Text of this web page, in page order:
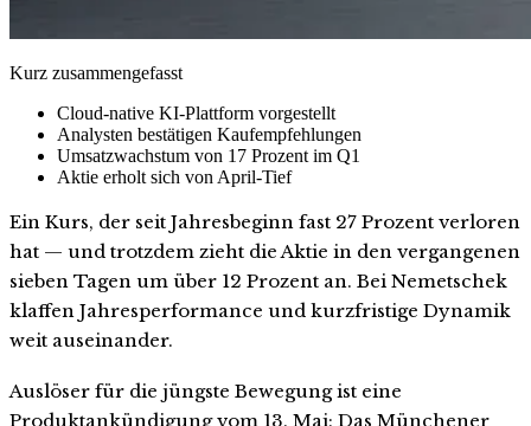
Kurz zusammengefasst
Cloud-native KI-Plattform vorgestellt
Analysten bestätigen Kaufempfehlungen
Umsatzwachstum von 17 Prozent im Q1
Aktie erholt sich von April-Tief
Ein Kurs, der seit Jahresbeginn fast 27 Prozent verloren
hat — und trotzdem zieht die Aktie in den vergangenen
sieben Tagen um über 12 Prozent an. Bei Nemetschek
klaffen Jahresperformance und kurzfristige Dynamik
weit auseinander.
Auslöser für die jüngste Bewegung ist eine
Produktankündigung vom 13. Mai: Das Münchener